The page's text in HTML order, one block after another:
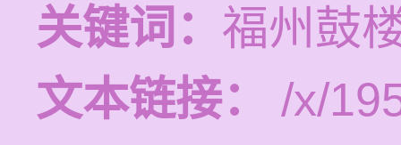
关键词： 福州鼓
文本链接：
/x/